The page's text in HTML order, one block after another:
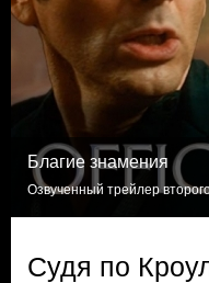
Благие знамения
Озвученный трейлер
Судя по